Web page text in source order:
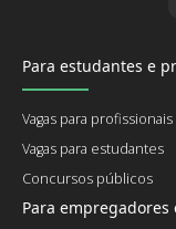
Para estudantes e
Vagas para profissionais
Vagas para estudantes
Concursos públicos
Para